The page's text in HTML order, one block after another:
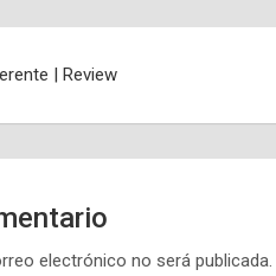
| Review
electrónico no será publicada.